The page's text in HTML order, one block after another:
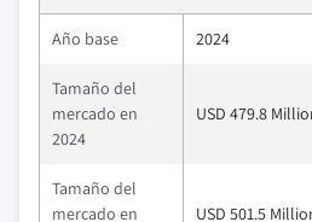
Año base 2024
Tamaño del
mercado en
2024
USD 479.8
Tamaño del
mercado en
USD 501.5